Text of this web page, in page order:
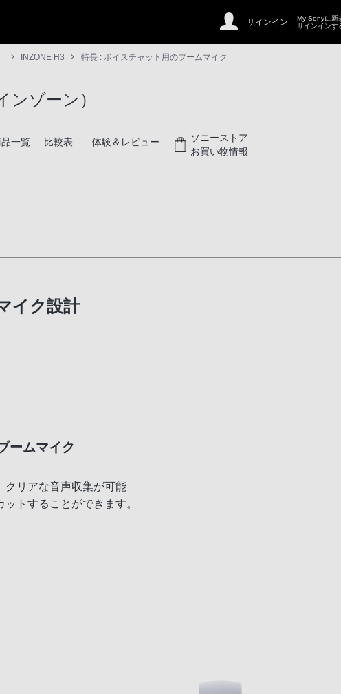
サインイン
My Sonyに新
サインインす
INZONE H3 特長 : ボイスチャット用のブームマイク
ゾーン）
一覧 比較表 体験＆レビュー
ソニーストア
お買い物情報
イク設計
ームマイク
クリアな音声収集が可能
トすることができます。